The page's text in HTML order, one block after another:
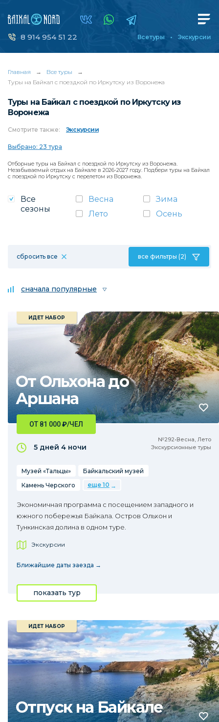
8 914 954 51 22 Все туры Экскурсии
Главная → Все туры
→
Туры на Байкал с поездкой по Иркутску из Воронежа
Туры на Байкал с поездкой по Иркутску из
Воронежа
Смотрите также: Экскурсии
Выбрано: 23 тура
Отборные туры на Байкал с поездкой по Иркутску из Воронежа.
Незабываемый отдых на Байкале в 2026-2027 году. Подбери туры на Байкал
с поездкой по Иркутску с перелетом из Воронежа.
Все
сезоны
Весна
Зима
Лето
Осень
сбросить все все фильтры (2)
сначала популярные
От Ольхона до
Аршана
ИДЕТ НАБОР
№292•Весна, Лето
Экскурсионные туры
ОТ 81 000₽/ЧЕЛ
5 дней 4 ночи
Музей «Тальцы»
Байкальский музей
Камень Черского
еще 10
Экономичная программа с посещением западного и
южного побережья Байкала. Остров Ольхон и
Тункинская долина в одном туре.
Экскурсии
Ближайшие даты заезда →
показать тур
Отпуск на Байкале
ИДЕТ НАБОР